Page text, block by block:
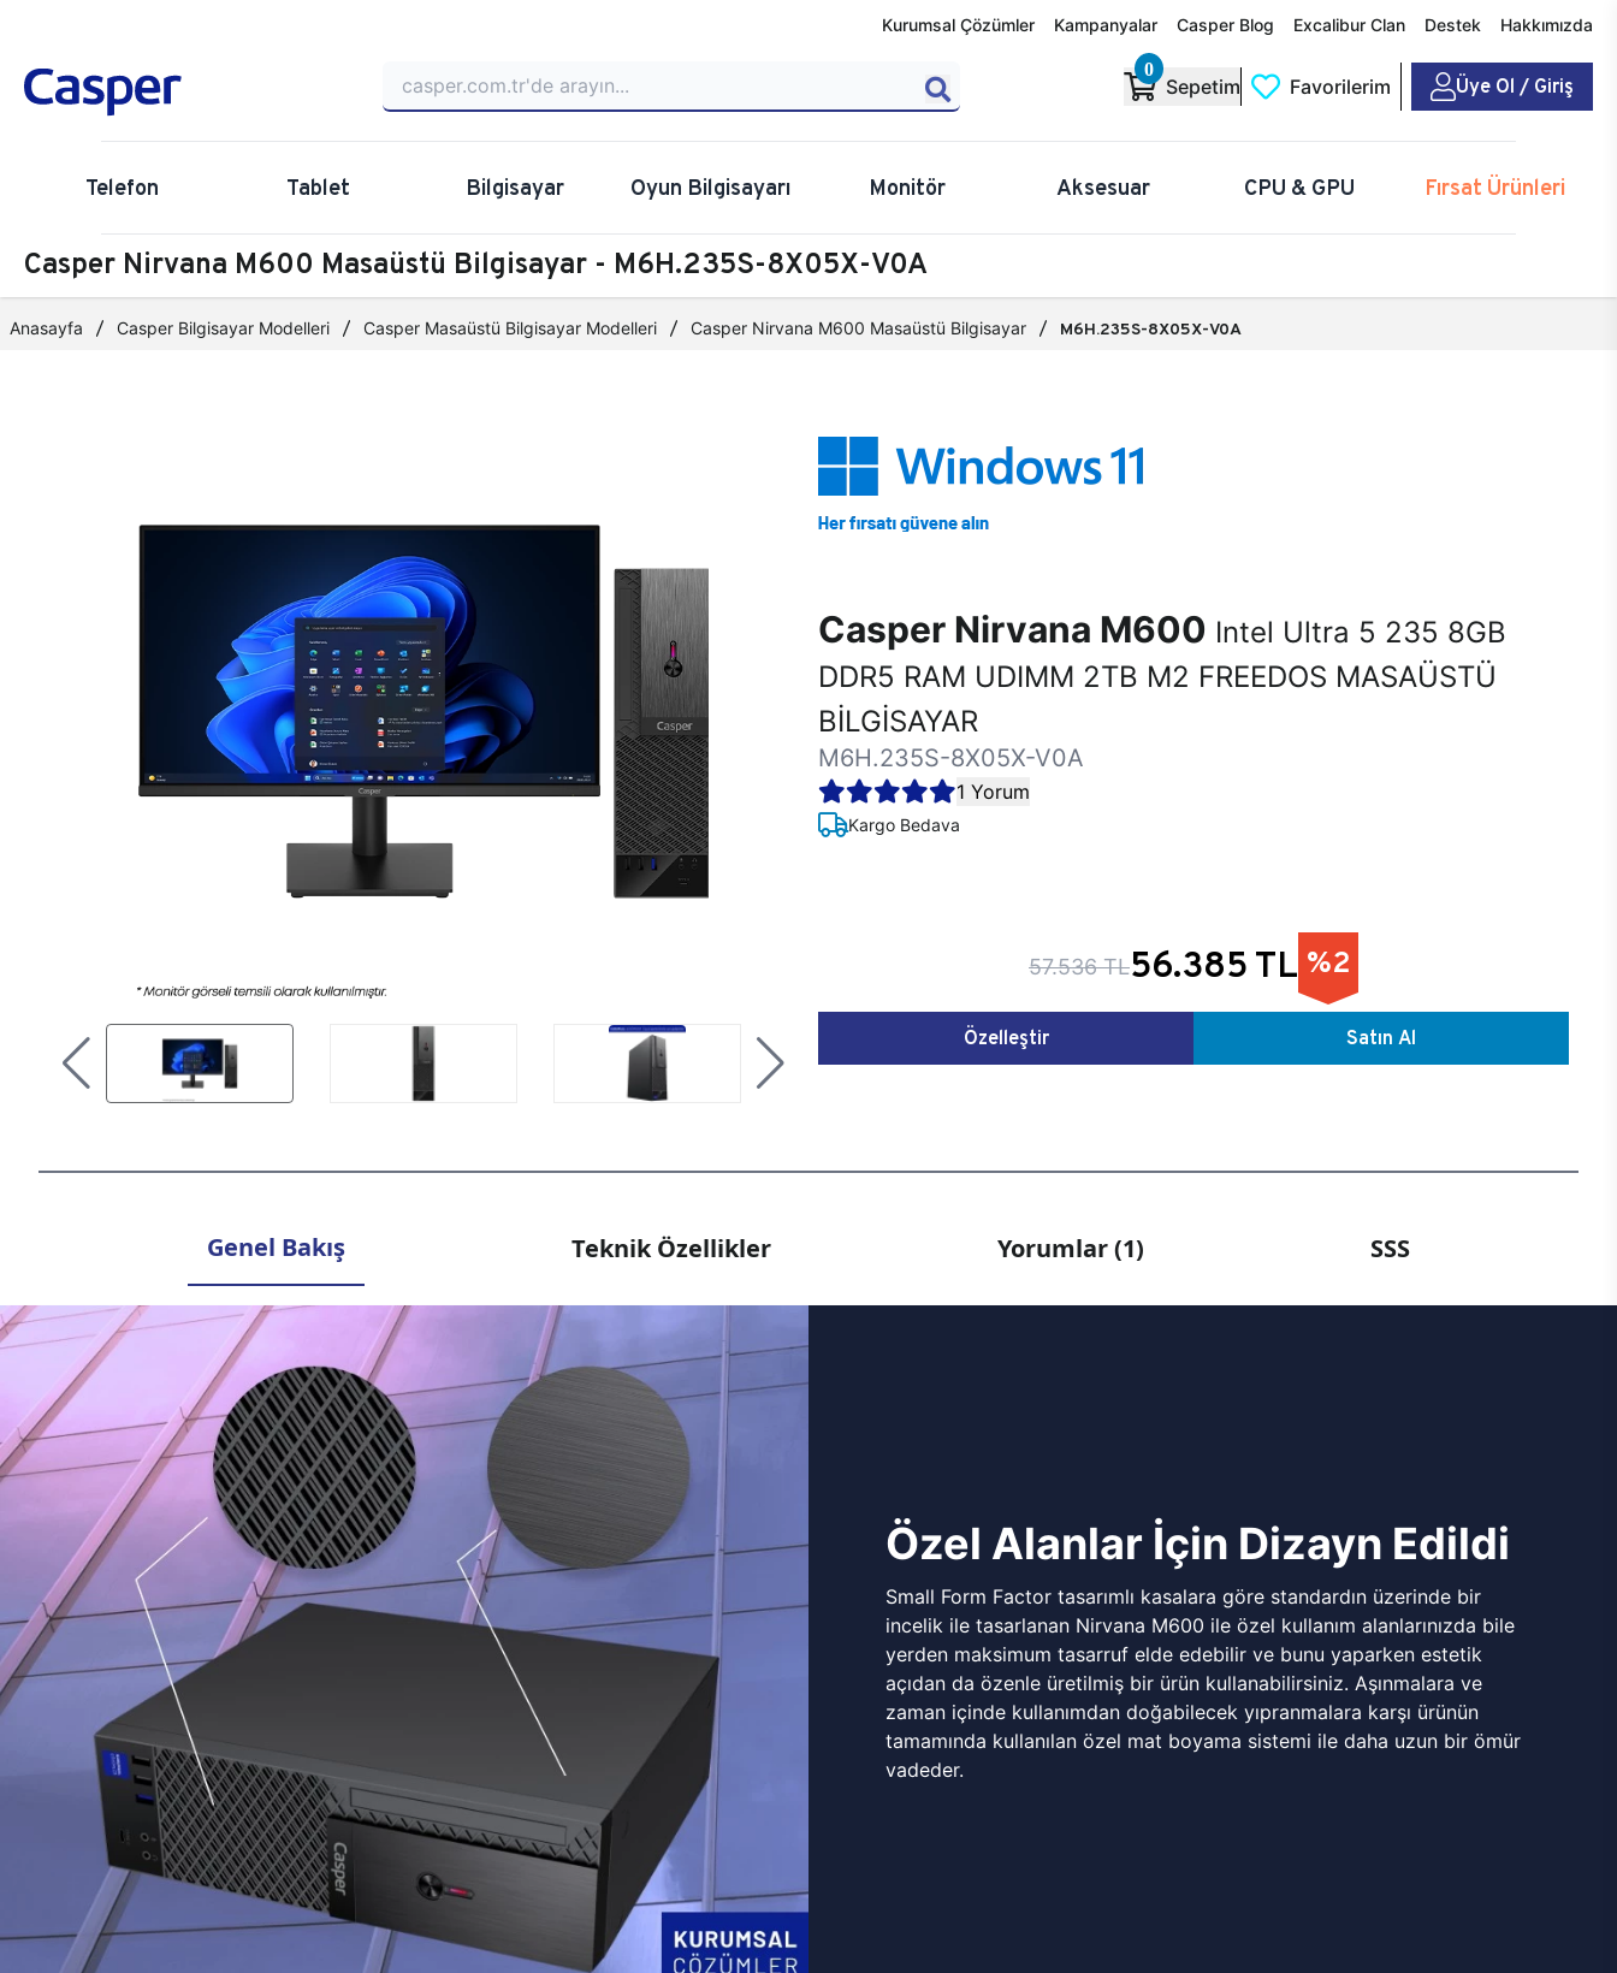
Kurumsal Çözümler Kampanyalar Casper Blog Excalibur Clan Destek Hakkımızda
0
Sepetim Favorilerim Üye Ol / Giriş
Telefon Tablet Bilgisayar Oyun Bilgisayarı Monitör Aksesuar CPU & GPU Fırsat Ürünleri
Casper Nirvana M600 Masaüstü Bilgisayar - M6H.235S-8X05X-V0A
Anasayfa Casper Bilgisayar Modelleri Casper Masaüstü Bilgisayar Modelleri Casper Nirvana M600 Masaüstü Bilgisayar M6H.235S-8X05X-V0A
Casper Nirvana M600 Intel Ultra 5 235 8GB
DDR5 RAM UDIMM 2TB M2 FREEDOS MASAÜSTÜ
BİLGİSAYAR
M6H.235S-8X05X-V0A
1 Yorum
Kargo Bedava
57.536 TL56.385 TL %2
Özelleştir Satın Al
Genel Bakış Teknik Özellikler Yorumlar (1) SSS
Özel Alanlar İçin Dizayn Edildi
Small Form Factor tasarımlı kasalara göre standardın üzerinde bir
incelik ile tasarlanan Nirvana M600 ile özel kullanım alanlarınızda bile
yerden maksimum tasarruf elde edebilir ve bunu yaparken estetik
açıdan da özenle üretilmiş bir ürün kullanabilirsiniz. Aşınmalara ve
zaman içinde kullanımdan doğabilecek yıpranmalara karşı ürünün
tamamında kullanılan özel mat boyama sistemi ile daha uzun bir ömür
vadeder.